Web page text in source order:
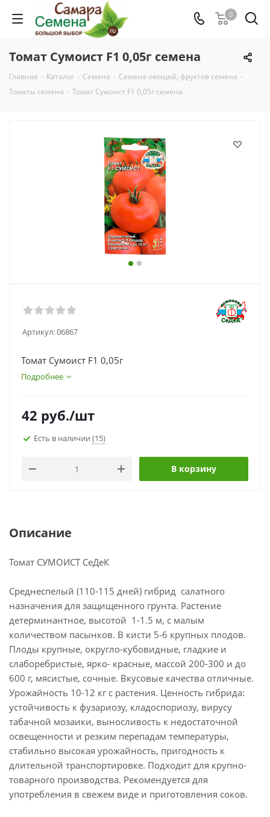
0
Томат Сумоист F1 0,05г семена
Главная - Каталог - Семена - Семена овощей, фруктов семена -
Томаты семена - Томат Сумоист F1 0,05г семена
Артикул:06867
Томат Сумоист F1 0,05г
Подробнее
42 руб./шт
Есть в наличии (15)
В корзину
Описание
Томат СУМОИСТ СеДеК
Среднеспелый (110-115 дней) гибрид салатного
назначения для защищенного грунта. Растение
детерминантное, высотой 1-1.5 м, с малым
количеством пасынков. В кисти 5-6 крупных плодов.
Плоды крупные, округло-кубовидные, гладкие и
слаборебристые, ярко- красные, массой 200-300 и до
600 г, мясистые, сочные. Вкусовые качества отличные.
Урожайность 10-12 кг с растения. Ценность гибрида:
устойчивость к фузариозу, кладоспориозу, вирусу
табачной мозаики, выносливость к недостаточной
освещенности и резким перепадам температуры,
стабильно высокая урожайность, пригодность к
длительной транспортировке. Подходит для крупно-
товарного производства. Рекомендуется для
употребления в свежем виде и приготовления соков.